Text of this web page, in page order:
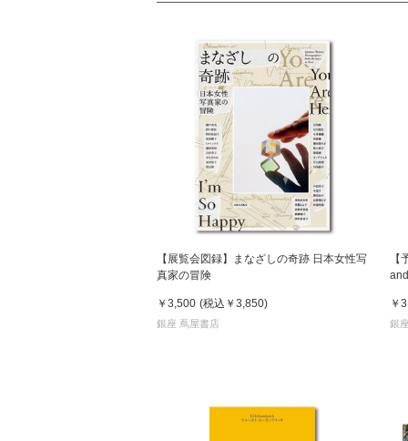
【展覧会図録】まなざしの奇跡 日本女性写
真家の冒険
￥3,500 (税込 ￥3,850)
銀座 蔦屋書店
￥
銀